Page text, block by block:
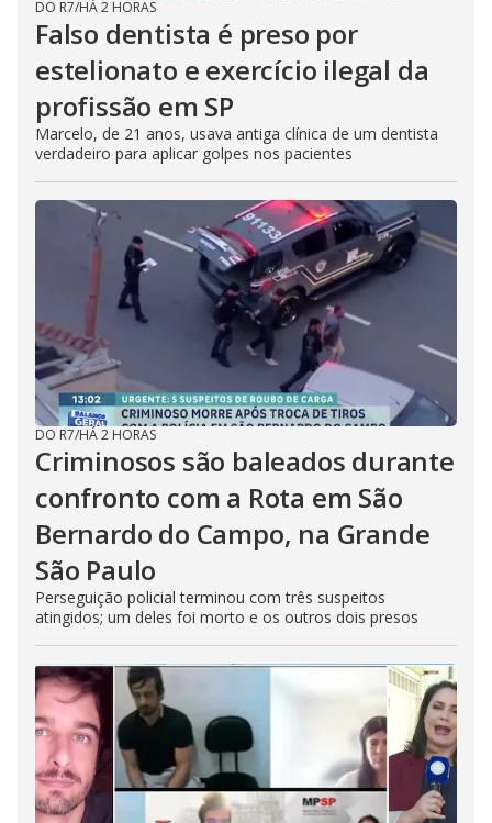
DO R7/HÁ 2 HORAS
Falso dentista é preso por
estelionato e exercício ilegal da
profissão em SP
Marcelo, de 21 anos, usava antiga clínica de um dentista
verdadeiro para aplicar golpes nos pacientes
DO R7/HÁ 2 HORAS
Criminosos são baleados durante
confronto com a Rota em São
Bernardo do Campo, na Grande
São Paulo
Perseguição policial terminou com três suspeitos
atingidos; um deles foi morto e os outros dois presos